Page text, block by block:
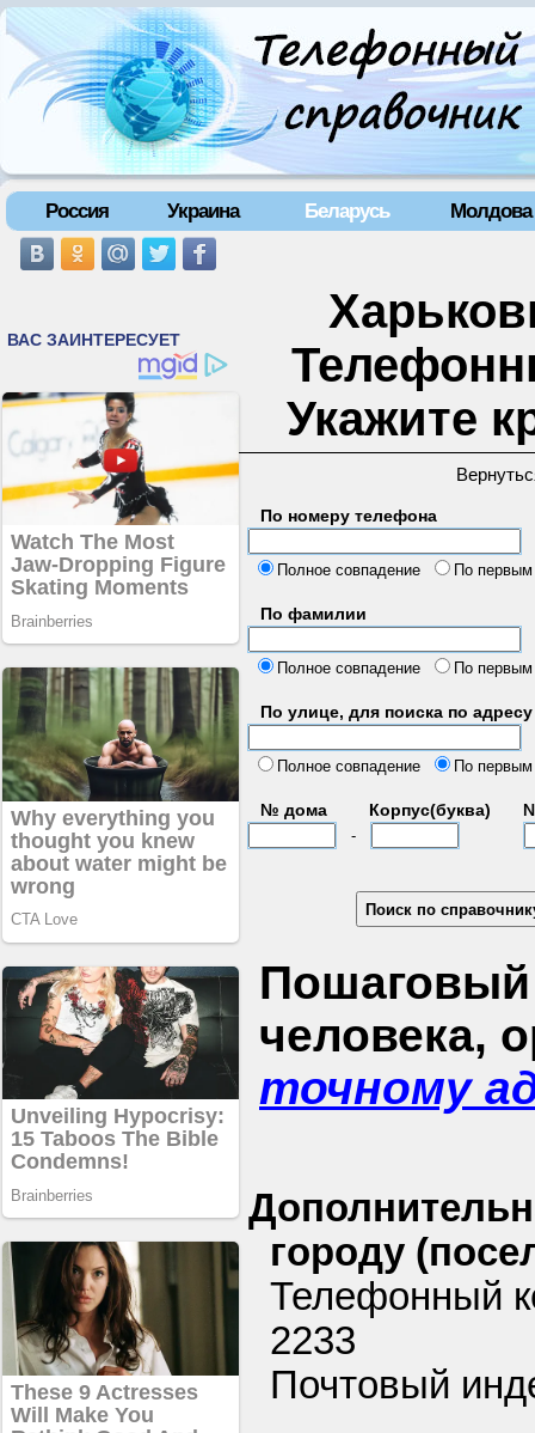
Россия Украина Беларусь Молдова
Укажите
По номеру телефона
Полное совпадение
По
По фамилии
Полное совпадение По
По улице, для поиска по адресу
Полное совпадение
По
№ дома Корпус(буква)
-
Пошаговый
человека,
точному
городу
Телефонный
2233
Почтовый